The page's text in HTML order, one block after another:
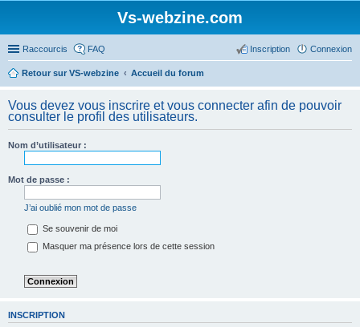
Vs-webzine.com
Raccourcis FAQ Connexion
Inscription
Retour sur VS-webzine Accueil du forum
Vous devez vous inscrire et vous connecter afin de pouvoir
consulter le profil des utilisateurs.
Nom d’utilisateur :
Mot de passe :
J’ai oublié mon mot de passe
Se souvenir de moi
Masquer ma présence lors de cette session
INSCRIPTION